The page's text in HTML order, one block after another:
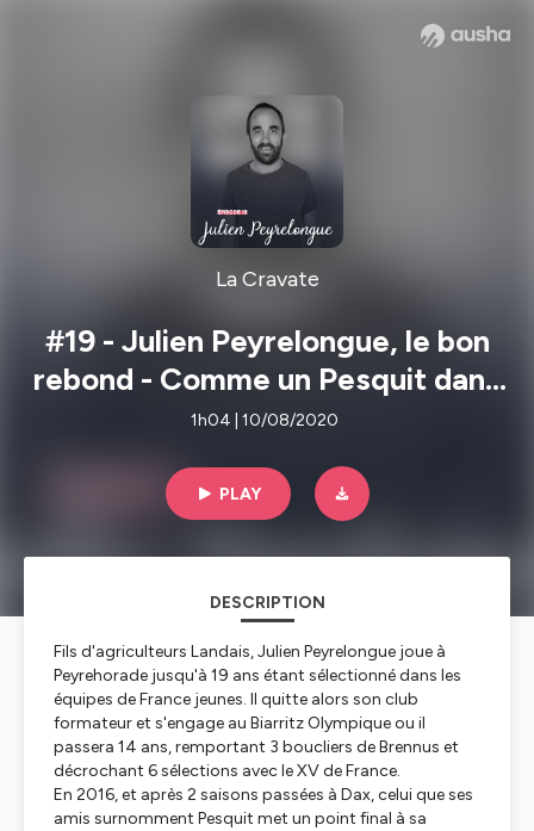
La Cravate
#19 - Julien Peyrelongue, le bon
rebond - Comme un Pesquit dans
l'eau
1h04 | 10/08/2020
PLAY
DESCRIPTION
Fils d'agriculteurs Landais, Julien Peyrelongue joue à
Peyrehorade jusqu'à 19 ans étant sélectionné dans les
équipes de France jeunes. Il quitte alors son club
formateur et s'engage au Biarritz Olympique ou il
passera 14 ans, remportant 3 boucliers de Brennus et
décrochant 6 sélections avec le XV de France.
En 2016, et après 2 saisons passées à Dax, celui que ses
amis surnomment Pesquit met un point final à sa